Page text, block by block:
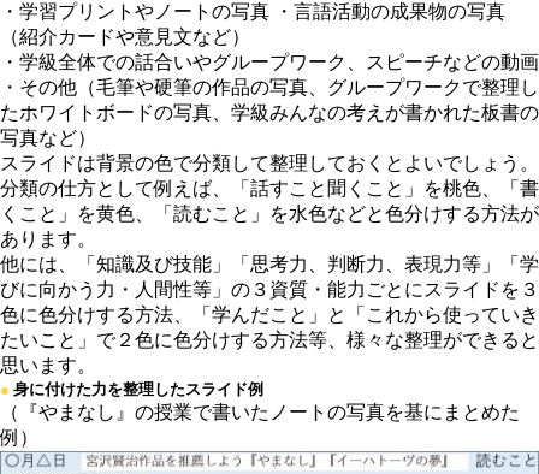
・学習プリントやノートの写真 ・言語活動の成果物の写真
（紹介カードや意見文など）
・学級全体での話合いやグループワーク、スピーチなどの動画
・その他（毛筆や硬筆の作品の写真、グループワークで整理し
たホワイトボードの写真、学級みんなの考えが書かれた板書の
写真など）
スライドは背景の色で分類して整理しておく とよいでしょう。
分類の仕方として例えば、「話すこと聞くこと」を桃色、「書
くこと」を黄色、「読むこと」を水色などと色分けする方法が
あります。
他には、「知識及び技能」「思考力、判断力、表現力等」「学
びに向かう力・人間性等」の３資質・能力ごとにスライドを３
色に色分けする方法、「学んだこと」と「これから使っていき
たいこと」で２色に色分けする方法等、様々な整理ができると
思います。
● 身に付けた力を整理したスライド例
（『やまなし』の授業で書いたノートの写真を基にまとめた
例）